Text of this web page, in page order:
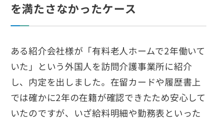
を満たさなかったケース
ある紹介会社様が「有料老人ホームで2年働いて
いた」という外国人を訪問介護事業所に紹介
し、内定を出しました。在留カードや履歴書上
では確かに2年の在籍が確認できたため安心して
いたのですが、いざ給料明細や勤務表といった